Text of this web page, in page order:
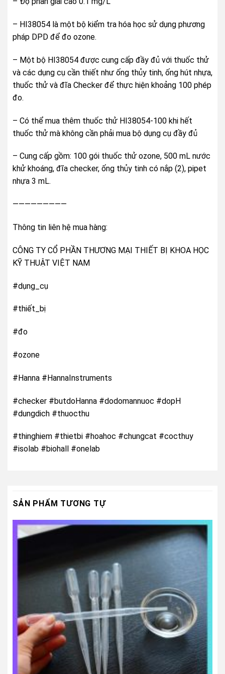
– HI38054 là một bộ kiểm tra hóa học sử dụng phương
pháp DPD để đo ozone.
– Một bộ HI38054 được cung cấp đầy đủ với thuốc thử
và các dụng cụ cần thiết như ống thủy tinh, ống hút nhựa,
thuốc thử và đĩa Checker để thực hiện khoảng 100 phép
đo.
– Có thể mua thêm thuốc thử HI38054-100 khi hết
thuốc thử mà không cần phải mua bộ dụng cụ đầy đủ
– Cung cấp gồm: 100 gói thuốc thử ozone, 500 mL nước
khử khoáng, đĩa checker, ống thủy tinh có nắp (2), pipet
nhựa 3 mL.
—————————
Thông tin liên hệ mua hàng:
CÔNG TY CỔ PHẦN THƯƠNG MẠI THIẾT BỊ KHOA HỌC
KỸ THUẬT VIỆT NAM
#dụng_cụ
#thiết_bị
#đo
#ozone
#Hanna #HannaInstruments
#checker #butdoHanna #dodomannuoc #dopH
#dungdich #thuocthu
#thinghiem #thietbi #hoahoc #chungcat #cocthuy
#isolab #biohall #onelab
SẢN PHẨM TƯƠNG TỰ